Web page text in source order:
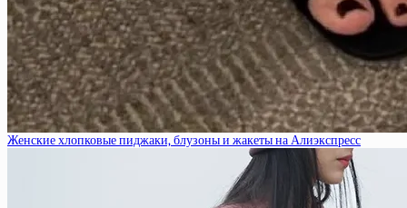
Женские хлопковые пиджаки, блузоны и жакеты на Алиэкспресс